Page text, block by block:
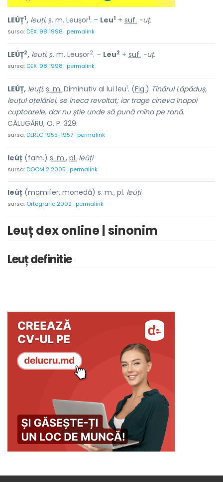
LEÚȚ1, leuți, s. m. Leușor1. – Leu1 + suf. -uț.
sursa:DEX '98 1998 permalink
LEÚȚ2, leuți, s. m. Leușor2. – Leu2 + suf. -uț.
sursa:DEX '98 1998 permalink
LEÚȚ, leuți, s. m. Diminutiv al lui leu1. (Fig.) Tînărul Lăpăduș,
leuțul oțelăriei, se îneca revoltat; iar trage cineva înapoi
cuptoarele, dar nu știe unde să pună mîna pe rană.
CĂLUGĂRU, O. P. 329.
sursa:DLRLC 1955-1957 permalink
leúț (fam.) s. m., pl. leúți
sursa:DOOM 2 2005 permalink
leúț (mamifer, monedă) s. m., pl. leúți
sursa: Ortografic 2002 permalink
Leuț dex online | sinonim
Leuț definitie